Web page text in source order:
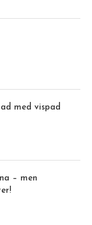
med vispad
– men